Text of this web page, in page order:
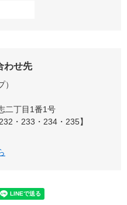
わせ先
二丁目1番1号
・233・234・235】